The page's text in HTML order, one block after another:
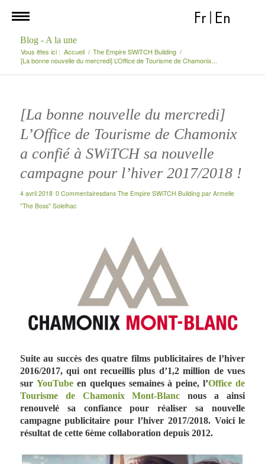
Fr En
Blog - A la une
Vous êtes ici : Accueil / The Empire SWiTCH Building /
[La bonne nouvelle du mercredi] L’Office de Tourisme de Chamonix...
[La bonne nouvelle du mercredi]
L’Office de Tourisme de Chamonix
a confié à SWiTCH sa nouvelle
campagne pour l’hiver 2017/2018 !
4 avril 2018 0 Commentairesdans The Empire SWiTCH Building par Armelle
"The Boss" Solelhac
Suite au succès des quatre films publicitaires de l’hiver
2016/2017, qui ont recueillis plus d’1,2 million de vues
sur YouTubeen quelques semaines à peine, l’Office de
Tourisme de Chamonix Mont-Blanc nous a ainsi
renouvelé sa confiance pour réaliser sa nouvelle
campagne publicitaire pour l’hiver 2017/2018. Voici le
résultat de cette 6ème collaboration depuis 2012.